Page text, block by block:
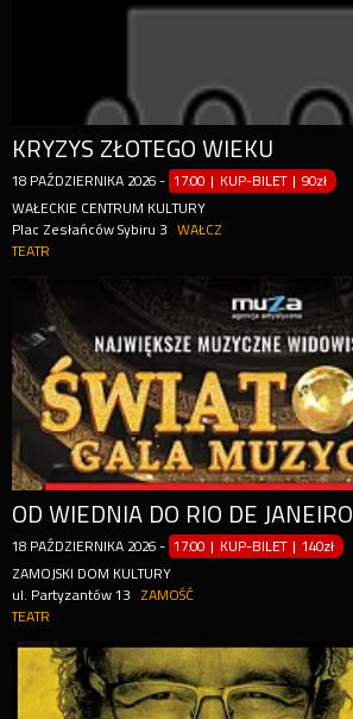
KRYZYS ZŁOTEGO WIEKU
18 PAŹDZIERNIKA 2026 - 17:00 | KUP-BILET |90zł
WAŁECKIE CENTRUM KULTURY
Plac Zesłańców Sybiru 3
WAŁCZ
TEATR
OD WIEDNIA DO RIO DE JANEIRO
18 PAŹDZIERNIKA 2026 - 17:00 | KUP-BILET |140zł
ZAMOJSKI DOM KULTURY
ul. Partyzantów 13
ZAMOŚĆ
TEATR